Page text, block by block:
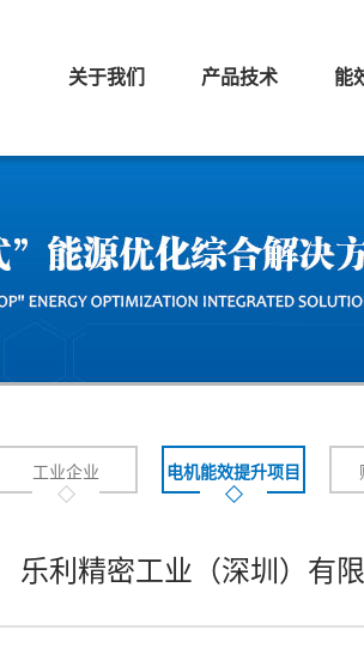
关于我们 产品技术 能
工业企业 电机能效提升项目
乐利精密工业（深圳）有